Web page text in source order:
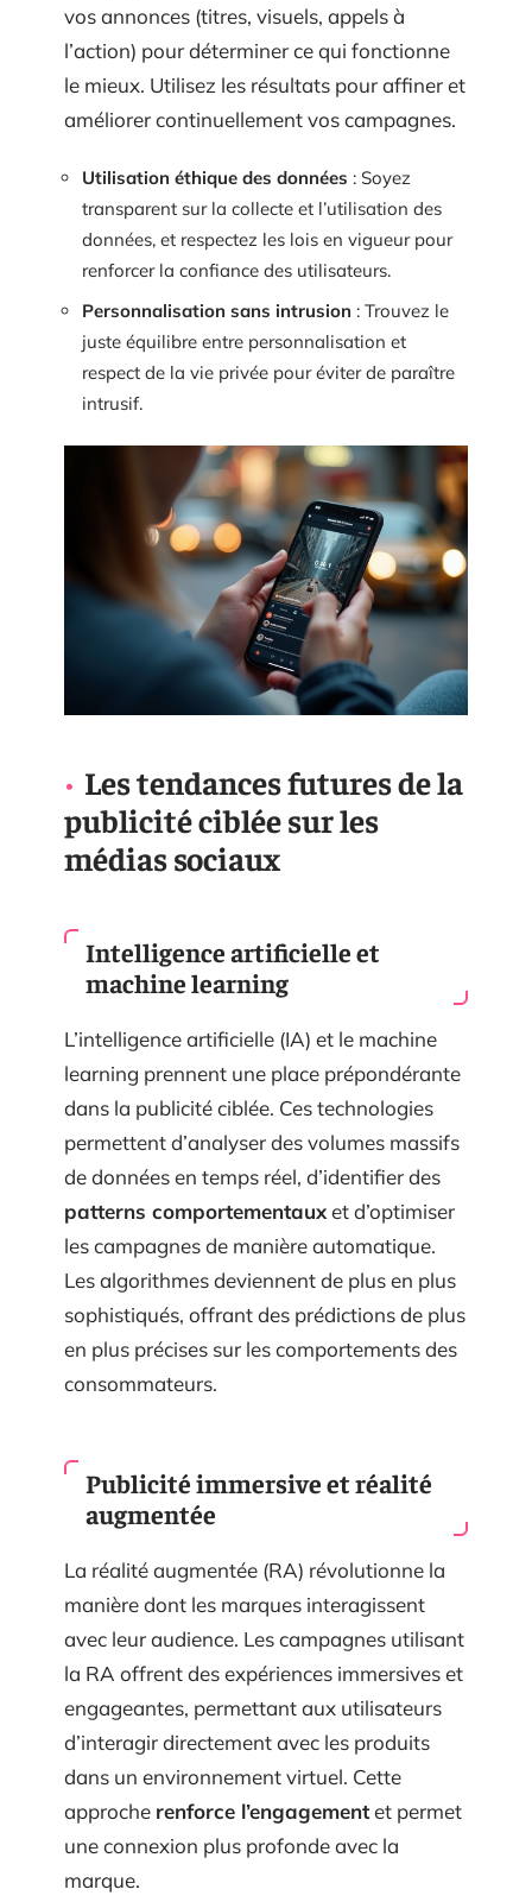
vos annonces (titres, visuels, appels à
l’action) pour déterminer ce qui fonctionne
le mieux. Utilisez les résultats pour affiner et
améliorer continuellement vos campagnes.
Utilisation éthique des données : Soyez
transparent sur la collecte et l’utilisation des
données, et respectez les lois en vigueur pour
renforcer la confiance des utilisateurs.
Personnalisation sans intrusion : Trouvez le
juste équilibre entre personnalisation et
respect de la vie privée pour éviter de paraître
intrusif.
Les tendances futures de la
publicité ciblée sur les
médias sociaux
Intelligence artificielle et
machine learning
L’intelligence artificielle (IA) et le machine
learning prennent une place prépondérante
dans la publicité ciblée. Ces technologies
permettent d’analyser des volumes massifs
de données en temps réel, d’identifier des
patterns comportementauxet d’optimiser
les campagnes de manière automatique.
Les algorithmes deviennent de plus en plus
sophistiqués, offrant des prédictions de plus
en plus précises sur les comportements des
consommateurs.
Publicité immersive et réalité
augmentée
La réalité augmentée (RA) révolutionne la
manière dont les marques interagissent
avec leur audience. Les campagnes utilisant
la RA offrent des expériences immersives et
engageantes, permettant aux utilisateurs
d’interagir directement avec les produits
dans un environnement virtuel. Cette
approche renforce l’engagementet permet
une connexion plus profonde avec la
marque.